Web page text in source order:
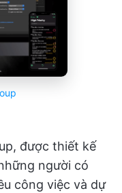
được thiết kế
người có
công việc và dự